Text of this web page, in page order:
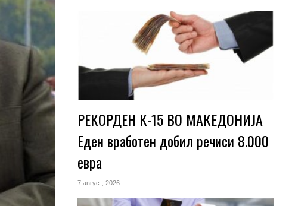
РЕКОРДЕН К-15 ВО МАКЕДОНИЈА
Еден вработен добил речиси 8.000
евра
7 август, 2026